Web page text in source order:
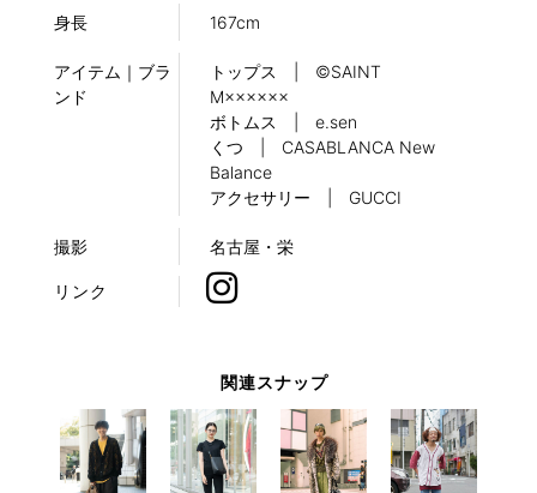
身長 167cm
アイテム｜ブラ
ンド
トップス | ©SAINT
M××××××
ボトムス | e.sen
くつ | CASABLANCA New
Balance
アクセサリー | GUCCI
撮影 名古屋・栄
リンク
関連スナップ